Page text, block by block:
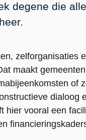
degene die
zelforganisaties
maakt
of
dialoog
vooral een